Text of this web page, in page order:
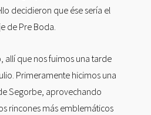
decidieron que ése sería el
de Pre Boda.
allí que nos fuimos una tarde
Primeramente hicimos una
Segorbe, aprovechando
rincones más emblemáticos